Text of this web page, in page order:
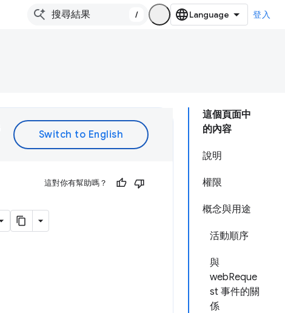
/ 登入
這個頁面中
的內容
說明
權限
概念與用途
活動順序
與
webReque
st 事件的關
係
這對你有幫助嗎？